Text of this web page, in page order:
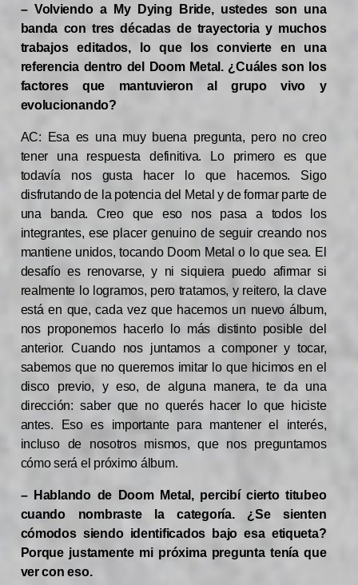
– Volviendo a My Dying Bride, ustedes son una
banda con tres décadas de trayectoria y muchos
trabajos editados, lo que los convierte en una
referencia dentro del Doom Metal. ¿Cuáles son los
factores que mantuvieron al grupo vivo y
evolucionando?
AC: Esa es una muy buena pregunta, pero no creo
tener una respuesta definitiva. Lo primero es que
todavía nos gusta hacer lo que hacemos. Sigo
disfrutando de la potencia del Metal y de formar parte de
una banda. Creo que eso nos pasa a todos los
integrantes, ese placer genuino de seguir creando nos
mantiene unidos, tocando Doom Metal o lo que sea. El
desafío es renovarse, y ni siquiera puedo afirmar si
realmente lo logramos, pero tratamos, y reitero, la clave
está en que, cada vez que hacemos un nuevo álbum,
nos proponemos hacerlo lo más distinto posible del
anterior. Cuando nos juntamos a componer y tocar,
sabemos que no queremos imitar lo que hicimos en el
disco previo, y eso, de alguna manera, te da una
dirección: saber que no querés hacer lo que hiciste
antes. Eso es importante para mantener el interés,
incluso de nosotros mismos, que nos preguntamos
cómo será el próximo álbum.
– Hablando de Doom Metal, percibí cierto titubeo
cuando nombraste la categoría. ¿Se sienten
cómodos siendo identificados bajo esa etiqueta?
Porque justamente mi próxima pregunta tenía que
ver con eso.